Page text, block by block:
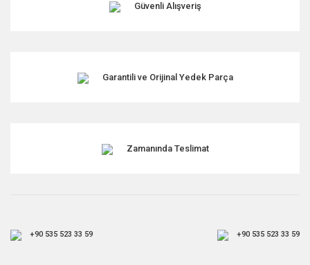
Güvenli Alışveriş
Garantili ve Orijinal Yedek Parça
Zamanında Teslimat
+90 535 523 33 59 +90 535 523 33 59